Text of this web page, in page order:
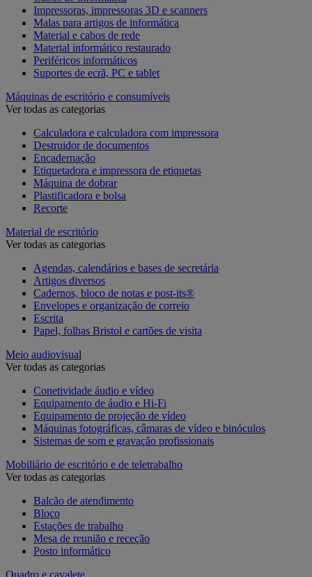
Impressoras, impressoras 3D e scanners
Malas para artigos de informática
Material e cabos de rede
Material informático restaurado
Periféricos informáticos
Suportes de ecrã, PC e tablet
Máquinas de escritório e consumíveis
Ver todas as categorias
Calculadora e calculadora com impressora
Destruidor de documentos
Encadernação
Etiquetadora e impressora de etiquetas
Máquina de dobrar
Plastificadora e bolsa
Recorte
Material de escritório
Ver todas as categorias
Agendas, calendários e bases de secretária
Artigos diversos
Cadernos, bloco de notas e post-its®
Envelopes e organização de correio
Escrita
Papel, folhas Bristol e cartões de visita
Meio audiovisual
Ver todas as categorias
Conetividade áudio e vídeo
Equipamento de áudio e Hi-Fi
Equipamento de projeção de vídeo
Máquinas fotográficas, câmaras de vídeo e binóculos
Sistemas de som e gravação profissionais
Mobiliário de escritório e de teletrabalho
Ver todas as categorias
Balcão de atendimento
Bloco
Estações de trabalho
Mesa de reunião e receção
Posto informático
Quadro e cavalete